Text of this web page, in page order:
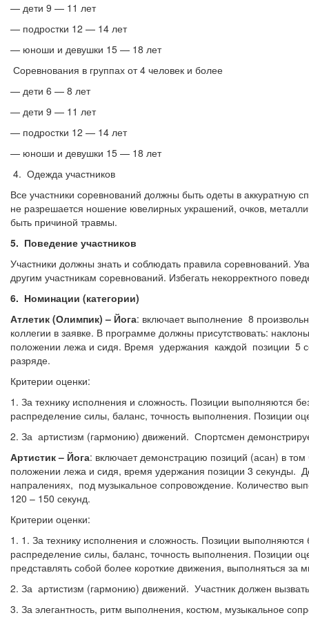
— дети 9 — 11 лет
— подростки 12 — 14 лет
— юноши и девушки 15 — 18 лет
Соревнования в группах от 4 человек и более
— дети 6 — 8 лет
— дети 9 — 11 лет
— подростки 12 — 14 лет
— юноши и девушки 15 — 18 лет
4. Одежда участников
Все участники соревнований должны быть одеты в аккуратную
не разрешается ношение ювелирных украшений, очков,
быть причиной травмы.
5. Поведение участников
Участники должны знать и соблюдать правила соревнований.
другим участникам соревнований. Избегать некорректного
6. Номинации (категории)
Атлетик (Олимпик) – Йога: включает выполнение 8
коллегии в заявке. В программе должны присутствовать:
положении лежа и сидя. Время удержания каждой позиции 5
разряде.
Критерии оценки:
1. За технику исполнения и сложность. Позиции выполняются
распределение силы, баланс, точность выполнения. Позиции
2. За артистизм (гармонию) движений. Спортсмен
Артистик – Йога: включает демонстрацию позиций (асан) в
положении лежа и сидя, время удержания позиции 3 секунды.
напралениях, под музыкальное сопровождение. Количество
120 – 150 секунд.
Критерии оценки:
1. 1. За технику исполнения и сложность. Позиции
распределение силы, баланс, точность выполнения. Позиции
представлять собой более короткие движения, выполняться за
2. За артистизм (гармонию) движений. Участник должен
3. За элегантность, ритм выполнения, костюм, музыкальное